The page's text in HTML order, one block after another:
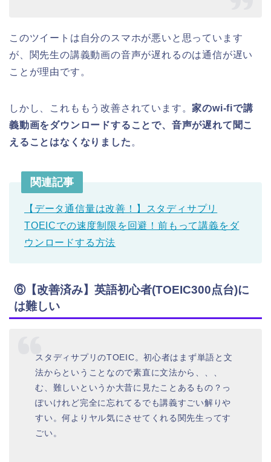
このツイートは自分のスマホが悪いと思っています
が、関先生の講義動画の音声が遅れるのは通信が遅い
ことが理由です。
しかし、これももう改善されています。家のwi-fiで講
義動画をダウンロードすることで、音声が遅れて聞こ
えることはなくなりました。
関連記事
【データ通信量は改善！】スタディサプリ
TOEICでの速度制限を回避！前もって講義をダ
ウンロードする方法
⑥【改善済み】英語初心者(TOEIC300点台)に
は難しい
スタディサプリのTOEIC。初心者はまず単語と文
法からということなので素直に文法から、、、
む、難しいというか大昔に見たことあるもの？っ
ぽいけれど完全に忘れてるでも講義すごい解りや
すい。何よりヤル気にさせてくれる関先生ってす
ごい。